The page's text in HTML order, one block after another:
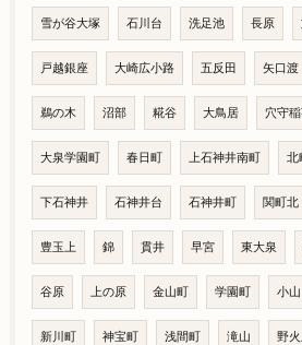
雪が谷大塚 石川台 洗足池 長原
戸越銀座 大崎広小路 五反田 矢口渡
鵜の木 沼部 糀谷 大鳥居 穴守
大泉学園町 春日町 上石神井南町 北
下石神井 石神井台 石神井町 関町北
豊玉上 錦 貫井 早宮 東大泉
谷原 上の原 金山町 学園町 小山
新川町 神宝町 浅間町 滝山 野火